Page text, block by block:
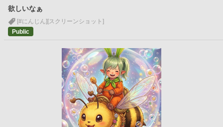
欲しいなぁ
[#にんじん] [スクリーンショット]
Public